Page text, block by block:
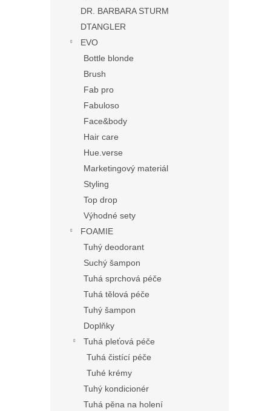
DR. BARBARA STURM
DTANGLER
EVO
Bottle blonde
Brush
Fab pro
Fabuloso
Face&body
Hair care
Hue.verse
Marketingový materiál
Styling
Top drop
Výhodné sety
FOAMIE
Tuhý deodorant
Suchý šampon
Tuhá sprchová péče
Tuhá tělová péče
Tuhý šampon
Doplňky
Tuhá pleťová péče
Tuhá čistící péče
Tuhé krémy
Tuhý kondicionér
Tuhá pěna na holení